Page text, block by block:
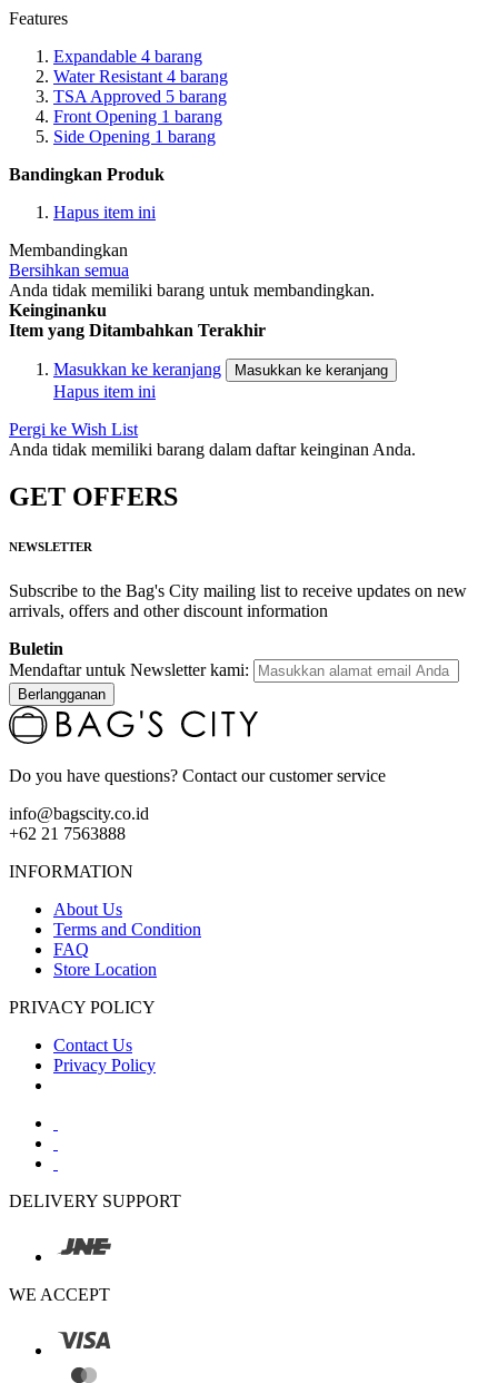
Features
Expandable 4 barang
Water Resistant 4 barang
TSA Approved 5 barang
Front Opening 1 barang
Side Opening 1 barang
Bandingkan Produk
Hapus item ini
Membandingkan
Bersihkan semua
Anda tidak memiliki barang untuk membandingkan.
Keinginanku
Item yang Ditambahkan Terakhir
Masukkan ke keranjang Masukkan ke keranjang
Hapus item ini
Pergi ke Wish List
Anda tidak memiliki barang dalam daftar keinginan Anda.
GET OFFERS
NEWSLETTER
Subscribe to the Bag's City mailing list to receive updates on new
arrivals, offers and other discount information
Buletin
Mendaftar untuk Newsletter kami:
Berlangganan
Do you have questions? Contact our customer service
info@bagscity.co.id
+62 21 7563888
INFORMATION
About Us
Terms and Condition
FAQ
Store Location
PRIVACY POLICY
Contact Us
Privacy Policy
DELIVERY SUPPORT
WE ACCEPT